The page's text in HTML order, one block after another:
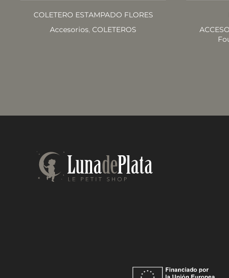
COLETERO ESTAMPADO FLORES
Accesorios, COLETEROS